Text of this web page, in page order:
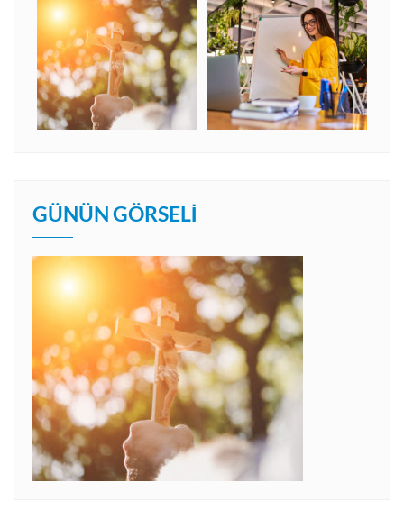
GÜNÜN GÖRSELI